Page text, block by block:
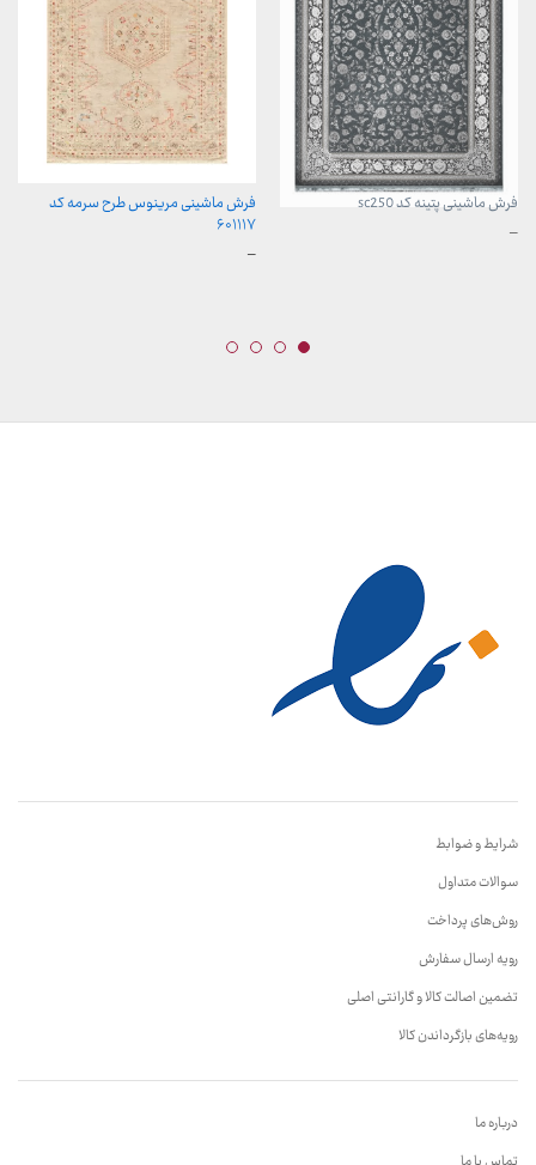
فرش ماشینی پتینه کد sc250
–محدوده
فرش ماشینی مرینوس طرح سرمه کد
۶۰۱۱۱۷
–محدوده
شرایط و ضوابط
سوالات متداول
روش‌های پرداخت
رویه ارسال سفارش
تضمین اصالت کالا و گارانتی اصلی
رویه‌های بازگرداندن کالا
درباره ما